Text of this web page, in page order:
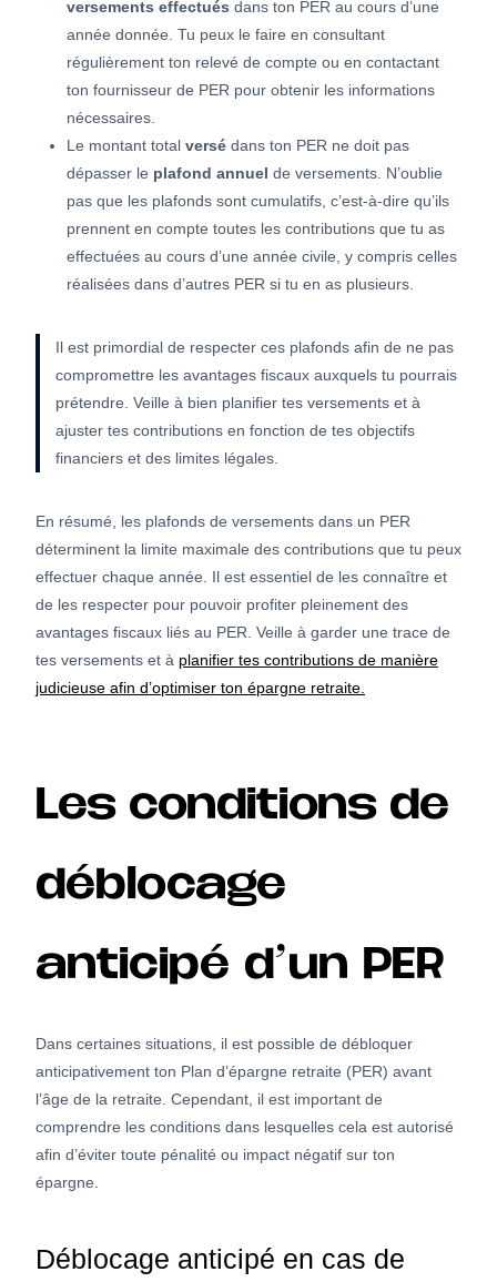
versements effectués dans ton PER au cours d’une
année donnée. Tu peux le faire en consultant
régulièrement ton relevé de compte ou en contactant
ton fournisseur de PER pour obtenir les informations
nécessaires.
Le montant total versé dans ton PER ne doit pas
dépasser le plafond annuel de versements. N’oublie
pas que les plafonds sont cumulatifs, c’est-à-dire qu’ils
prennent en compte toutes les contributions que tu as
effectuées au cours d’une année civile, y compris celles
réalisées dans d’autres PER si tu en as plusieurs.
Il est primordial de respecter ces plafonds afin de ne pas
compromettre les avantages fiscaux auxquels tu pourrais
prétendre. Veille à bien planifier tes versements et à
ajuster tes contributions en fonction de tes objectifs
financiers et des limites légales.
En résumé, les plafonds de versements dans un PER
déterminent la limite maximale des contributions que tu peux
effectuer chaque année. Il est essentiel de les connaître et
de les respecter pour pouvoir profiter pleinement des
avantages fiscaux liés au PER. Veille à garder une trace de
tes versements et à planifier tes contributions de manière
judicieuse afin d’optimiser ton épargne retraite.
Les conditions de
déblocage
anticipé d’un PER
Dans certaines situations, il est possible de débloquer
anticipativement ton Plan d’épargne retraite (PER) avant
l’âge de la retraite. Cependant, il est important de
comprendre les conditions dans lesquelles cela est autorisé
afin d’éviter toute pénalité ou impact négatif sur ton
épargne.
Déblocage anticipé en cas de